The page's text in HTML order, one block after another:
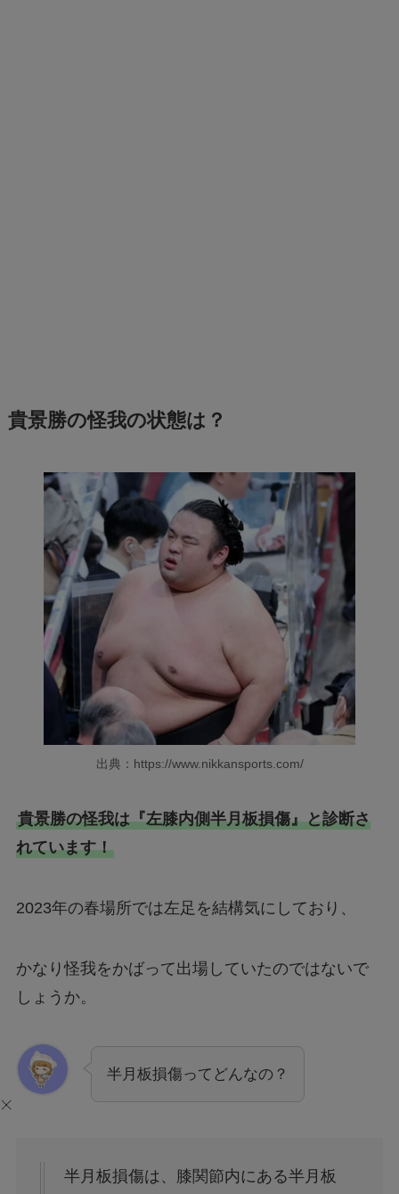
貴景勝の怪我の状態は？
出典：https://www.nikkansports.com/
貴景勝の怪我は『左膝内側半月板損傷』と診断さ
れています！
2023年の春場所では左足を結構気にしており、
かなり怪我をかばって出場していたのではないで
しょうか。
半月板損傷ってどんなの？
半月板損傷は、膝関節内にある半月板